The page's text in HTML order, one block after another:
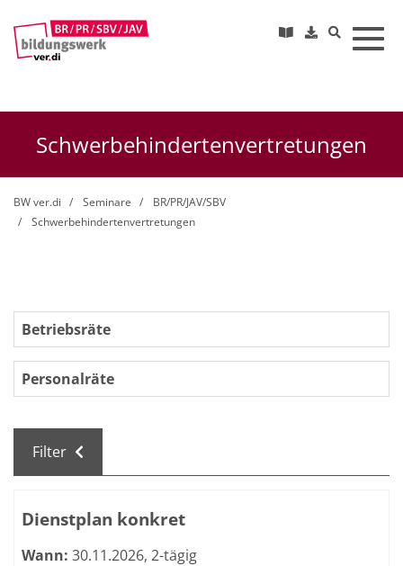
Schwerbehindertenvertretungen
BW ver.di Seminare
BR/PR/JAV/SBV
Schwerbehindertenvertretungen
Betriebsräte
Personalräte
Filter
Dienstplan konkret
Wann: 30.11.2026, 2-tägig